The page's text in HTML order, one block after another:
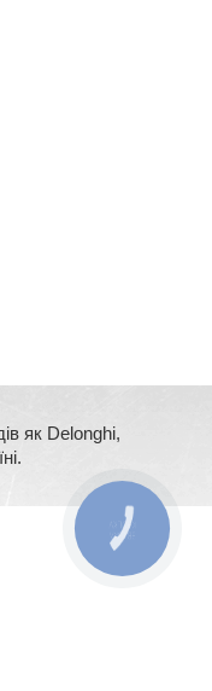
як Delonghi,
КНОПКА
ЗВ'ЯЗКУ